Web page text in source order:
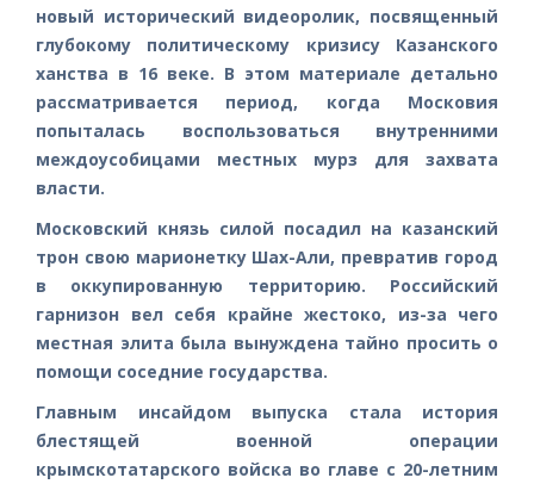
новый исторический видеоролик, посвященный
глубокому политическому кризису Казанского
ханства в 16 веке. В этом материале детально
рассматривается период, когда Московия
попыталась воспользоваться внутренними
междоусобицами местных мурз для захвата
власти.
Московский князь силой посадил на казанский
трон свою марионетку Шах-Али, превратив город
в оккупированную территорию. Российский
гарнизон вел себя крайне жестоко, из-за чего
местная элита была вынуждена тайно просить о
помощи соседние государства.
Главным инсайдом выпуска стала история
блестящей военной операции
крымскотатарского войска во главе с 20-летним